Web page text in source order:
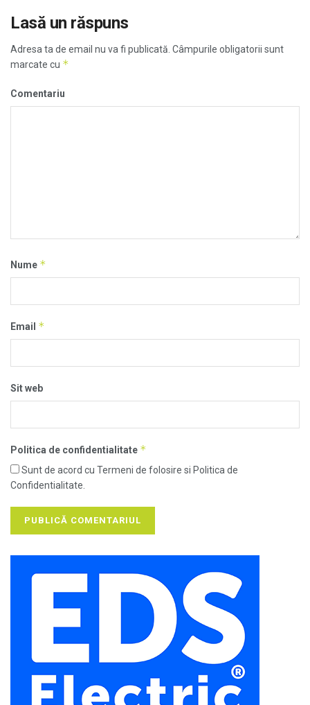
Lasă un răspuns
Adresa ta de email nu va fi publicată. Câmpurile obligatorii sunt
marcate cu *
Comentariu
Nume *
Email *
Sit web
Politica de confidentialitate *
Sunt de acord cu Termeni de folosire si Politica de
Confidentialitate.